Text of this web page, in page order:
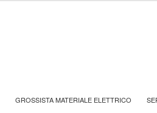
GROSSISTA MATERIALE ELETTRICO